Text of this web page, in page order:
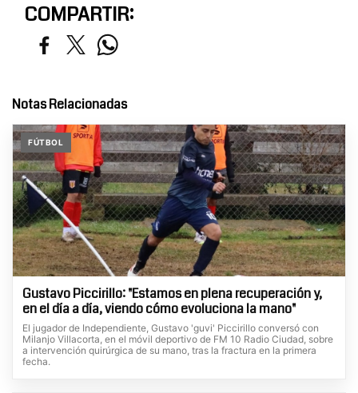
COMPARTIR:
Notas Relacionadas
FÚTBOL
Gustavo Piccirillo: "Estamos en plena recuperación y,
en el día a día, viendo cómo evoluciona la mano"
El jugador de Independiente, Gustavo 'guvi' Piccirillo conversó con
Milanjo Villacorta, en el móvil deportivo de FM 10 Radio Ciudad, sobre
a intervención quirúrgica de su mano, tras la fractura en la primera
fecha.